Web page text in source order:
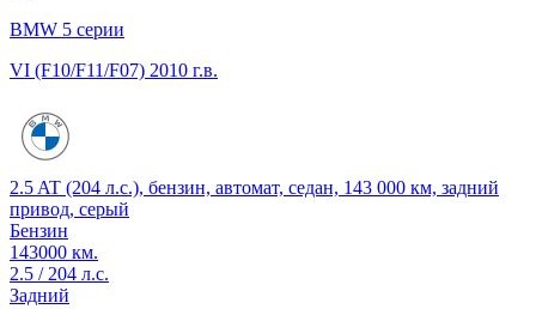
BMW 5 серии
VI (F10/F11/F07) 2010 г.в.
2.5 AT (204 л.с.), бензин, автомат, седан, 143 000 км, задний
привод, серый
Бензин
143000 км.
2.5 / 204 л.с.
Задний